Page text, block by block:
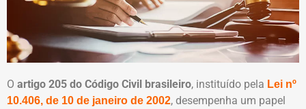
O artigo 205 do Código Civil brasileiro, instituído pela Lei nº
10.406, de 10 de janeiro de 2002, desempenha um papel